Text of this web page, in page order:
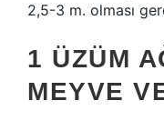
2,5-3 m. olması
1 ÜZÜM
MEYVE